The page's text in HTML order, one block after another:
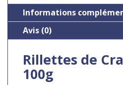
Informations
Avis (0)
Rillettes de
100g